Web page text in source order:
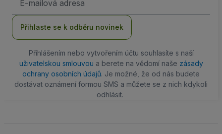
adresa
Přihlaste se k odběru novinek
Přihlášením nebo vytvořením účtu souhlasíte s naší
uživatelskou smlouvou a berete na vědomí naše zásady
ochrany osobních údajů. Je možné, že od nás budete
dostávat oznámení formou SMS a můžete se z nich kdykoli
odhlásit.